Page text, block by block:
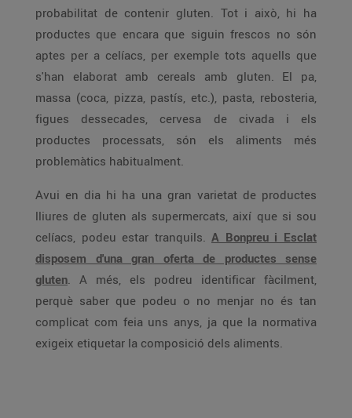
probabilitat de contenir gluten. Tot i això, hi ha
productes que encara que siguin frescos no són
aptes per a celíacs, per exemple tots aquells que
s'han elaborat amb cereals amb gluten. El pa,
massa (coca, pizza, pastís, etc.), pasta, rebosteria,
figues dessecades, cervesa de civada i els
productes processats, són els aliments més
problemàtics habitualment.
Avui en dia hi ha una gran varietat de productes
lliures de gluten als supermercats, així que si sou
celíacs, podeu estar tranquils. A Bonpreu i Esclat
disposem d'una gran oferta de productes sense
gluten. A més, els podreu identificar fàcilment,
perquè saber que podeu o no menjar no és tan
complicat com feia uns anys, ja que la normativa
exigeix etiquetar la composició dels aliments.